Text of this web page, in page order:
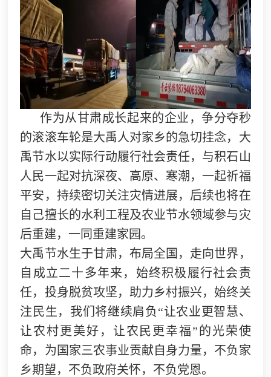
作为从甘肃成长起来的企业，争分夺秒
的滚滚车轮是大禹人对家乡的急切挂念，大
禹节水以实际行动履行社会责任，与积石山
人民一起对抗深夜、高原、寒潮，一起祈福
平安，持续密切关注灾情进展，后续也将在
自己擅长的水利工程及农业节水领域参与灾
后重建，一同重建家园。
大禹节水生于甘肃，布局全国，走向世界，
自成立二十多年来，始终积极履行社会责
任，投身脱贫攻坚，助力乡村振兴，始终关
注民生，我们将继续肩负“让农业更智慧、
让农村更美好，让农民更幸福”的光荣使
命，为国家三农事业贡献自身力量，不负家
乡期望，不负政府关怀，不负党恩。